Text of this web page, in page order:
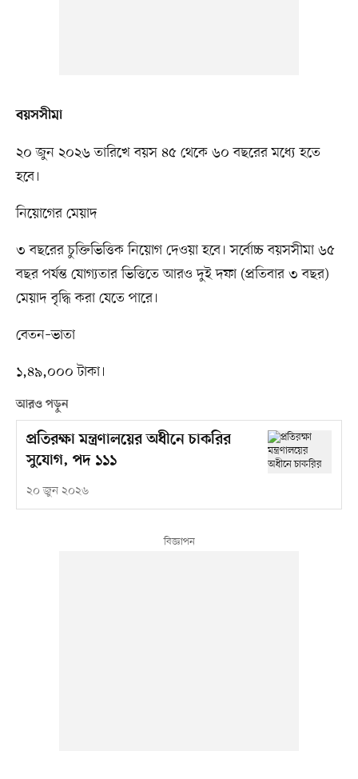
বয়সসীমা
২০ জুন ২০২৬ তারিখে বয়স ৪৫ থেকে ৬০ বছরের মধ্যে হতে
হবে।
নিয়োগের মেয়াদ
৩ বছরের চুক্তিভিত্তিক নিয়োগ দেওয়া হবে। সর্বোচ্চ বয়সসীমা ৬৫
বছর পর্যন্ত যোগ্যতার ভিত্তিতে আরও দুই দফা (প্রতিবার ৩ বছর)
মেয়াদ বৃদ্ধি করা যেতে পারে।
বেতন–ভাতা
১,৪৯,০০০ টাকা।
আরও পড়ুন
প্রতিরক্ষা মন্ত্রণালয়ের অধীনে চাকরির
সুযোগ, পদ ১১১
২০ জুন ২০২৬